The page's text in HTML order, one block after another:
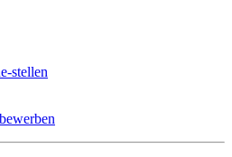
stellen